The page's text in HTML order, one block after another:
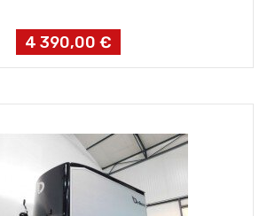
Prix
4 390,00 €